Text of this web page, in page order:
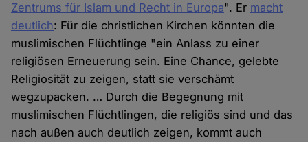
Zentrums für Islam und Recht in Europa". Er macht
deutlich: Für die christlichen Kirchen könnten die
muslimischen Flüchtlinge "ein Anlass zu einer
religiösen Erneuerung sein. Eine Chance, gelebte
Religiosität zu zeigen, statt sie verschämt
wegzupacken. … Durch die Begegnung mit
muslimischen Flüchtlingen, die religiös sind und das
nach außen auch deutlich zeigen, kommt auch